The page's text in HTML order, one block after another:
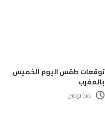
توقعات طقس اليوم الخميس
بالمغرب
منذ يومين